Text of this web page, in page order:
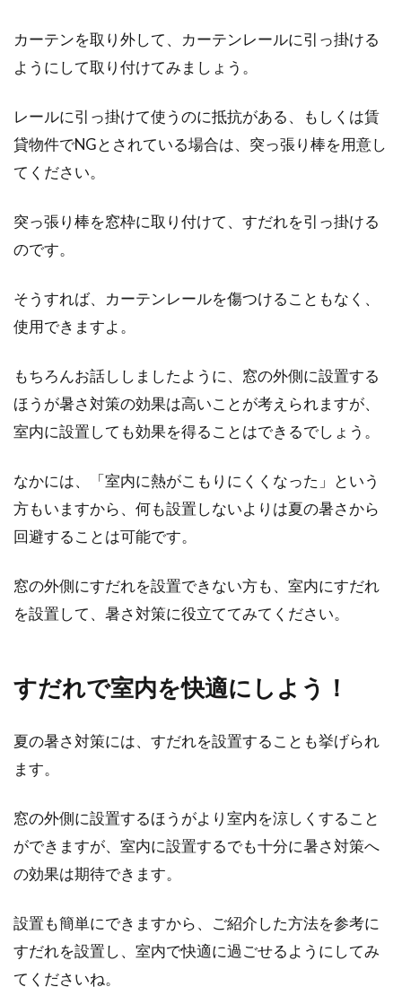
カーテンを取り外して、カーテンレールに引っ掛ける
ようにして取り付けてみましょう。
レールに引っ掛けて使うのに抵抗がある、もしくは賃
貸物件でNGとされている場合は、突っ張り棒を用意し
てください。
突っ張り棒を窓枠に取り付けて、すだれを引っ掛ける
のです。
そうすれば、カーテンレールを傷つけることもなく、
使用できますよ。
もちろんお話ししましたように、窓の外側に設置する
ほうが暑さ対策の効果は高いことが考えられますが、
室内に設置しても効果を得ることはできるでしょう。
なかには、「室内に熱がこもりにくくなった」という
方もいますから、何も設置しないよりは夏の暑さから
回避することは可能です。
窓の外側にすだれを設置できない方も、室内にすだれ
を設置して、暑さ対策に役立ててみてください。
すだれで室内を快適にしよう！
夏の暑さ対策には、すだれを設置することも挙げられ
ます。
窓の外側に設置するほうがより室内を涼しくすること
ができますが、室内に設置するでも十分に暑さ対策へ
の効果は期待できます。
設置も簡単にできますから、ご紹介した方法を参考に
すだれを設置し、室内で快適に過ごせるようにしてみ
てくださいね。